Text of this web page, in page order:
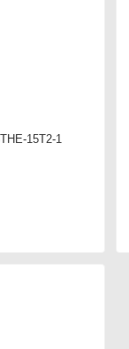
15Т2-1